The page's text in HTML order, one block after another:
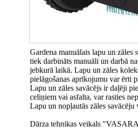
Gardena manuālais lapu un zāles
tiek darbināts manuāli un darbā
jebkurā laikā. Lapu un zāles
pielāgošanas aprīkojumu var ērti
Lapu un zāles savācējs ir daļēji
celiņiem vai asfalta, var rasties
Lapu un nopļautās zāles
Dārza tehnikas veikals